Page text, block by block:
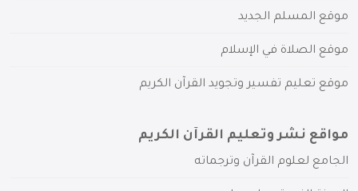
موقع المسلم الجديد
موقع الصلاة في الإسلام
موقع تعليم تفسير وتجويد القرآن الكريم
مواقع نشر وتعليم القرآن الكريم
الجامع لعلوم القرآن وترجماته